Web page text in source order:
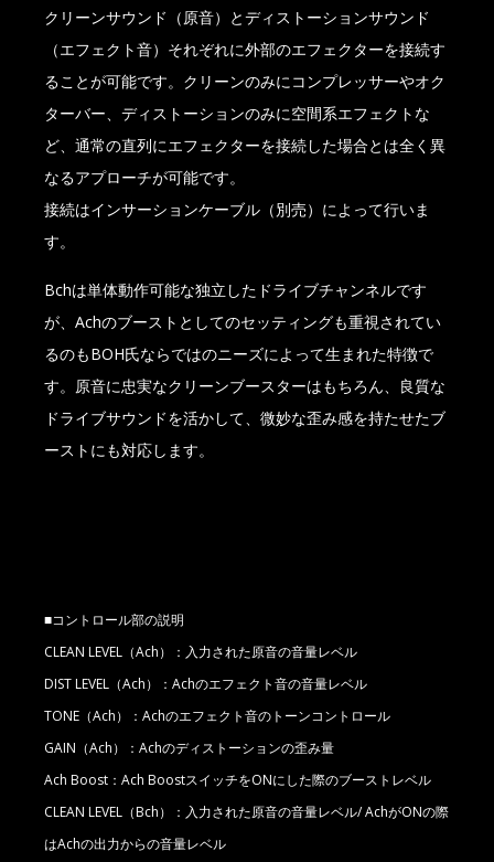
クリーンサウンド（原音）とディストーションサウンド
（エフェクト音）それぞれに外部のエフェクターを接続す
ることが可能です。クリーンのみにコンプレッサーやオク
ターバー、ディストーションのみに空間系エフェクトな
ど、通常の直列にエフェクターを接続した場合とは全く異
なるアプローチが可能です。
接続はインサーションケーブル（別売）によって行いま
す。
Bchは単体動作可能な独立したドライブチャンネルです
が、Achのブーストとしてのセッティングも重視されてい
るのもBOH氏ならではのニーズによって生まれた特徴で
す。原音に忠実なクリーンブースターはもちろん、良質な
ドライブサウンドを活かして、微妙な歪み感を持たせたブ
ーストにも対応します。
■コントロール部の説明
CLEAN LEVEL（Ach）：入力された原音の音量レベル
DIST LEVEL（Ach）：Achのエフェクト音の音量レベル
TONE（Ach）：Achのエフェクト音のトーンコントロール
GAIN（Ach）：Achのディストーションの歪み量
Ach Boost：Ach BoostスイッチをONにした際のブーストレベル
CLEAN LEVEL（Bch）：入力された原音の音量レベル/ AchがONの際
はAchの出力からの音量レベル